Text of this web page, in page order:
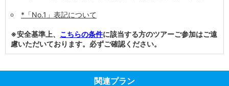
*「No.1」表記について
※安全基準上、 こちらの条件に該当する方のツアーご参加はご遠
慮いただいております。必ずご確認ください。
関連プラン